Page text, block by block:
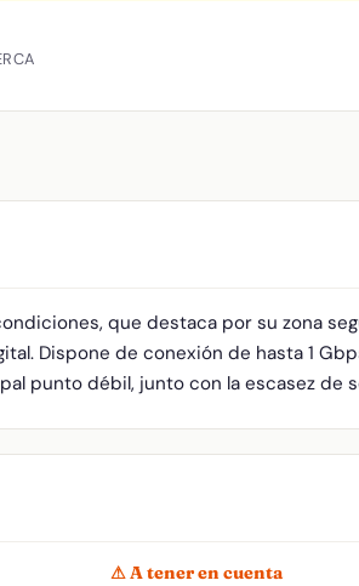
que destaca por su zona
Dispone de conexión de hasta 1
punto débil, junto con la escasez de
⚠ A tener en cuenta